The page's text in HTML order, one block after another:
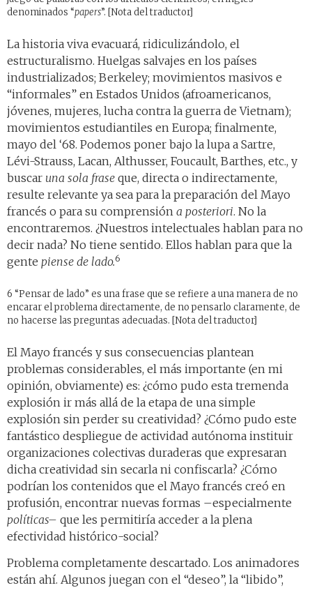
denominados “papers”. [Nota del traductor]
La historia viva evacuará, ridiculizándolo, el
estructuralismo. Huelgas salvajes en los países
industrializados; Berkeley; movimientos masivos e
“informales” en Estados Unidos (afroamericanos,
jóvenes, mujeres, lucha contra la guerra de Vietnam);
movimientos estudiantiles en Europa; finalmente,
mayo del ‘68. Podemos poner bajo la lupa a Sartre,
Lévi-Strauss, Lacan, Althusser, Foucault, Barthes, etc., y
buscar una sola frase que, directa o indirectamente,
resulte relevante ya sea para la preparación del Mayo
francés o para su comprensión a posteriori. No la
encontraremos. ¿Nuestros intelectuales hablan para no
decir nada? No tiene sentido. Ellos hablan para que la
gente piense de lado.6
6 “Pensar de lado” es una frase que se refiere a una manera de no
encarar el problema directamente, de no pensarlo claramente, de
no hacerse las preguntas adecuadas. [Nota del traductor]
El Mayo francés y sus consecuencias plantean
problemas considerables, el más importante (en mi
opinión, obviamente) es: ¿cómo pudo esta tremenda
explosión ir más allá de la etapa de una simple
explosión sin perder su creatividad? ¿Cómo pudo este
fantástico despliegue de actividad autónoma instituir
organizaciones colectivas duraderas que expresaran
dicha creatividad sin secarla ni confiscarla? ¿Cómo
podrían los contenidos que el Mayo francés creó en
profusión, encontrar nuevas formas –especialmente
políticas– que les permitiría acceder a la plena
efectividad histórico-social?
Problema completamente descartado. Los animadores
están ahí. Algunos juegan con el “deseo”, la “libido”,